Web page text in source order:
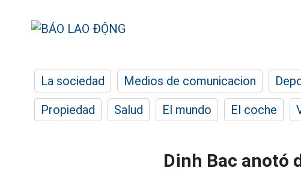
La sociedad Medios de comunicacion
Propiedad
Salud El mundo El coche
Dinh Bac anotó